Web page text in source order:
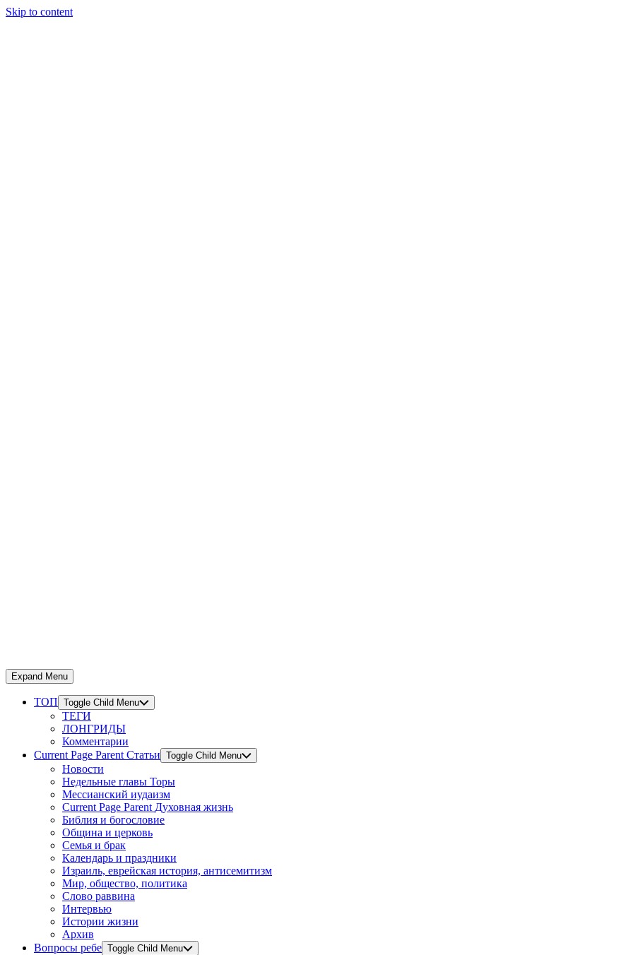
Skip to content
Expand Menu
ТОП Toggle Child Menu
ТЕГИ
ЛОНГРИДЫ
Комментарии
Current Page Parent Статьи Toggle Child Menu
Новости
Недельные главы Торы
Мессианский иудаизм
Current Page Parent Духовная жизнь
Библия и богословие
Община и церковь
Семья и брак
Календарь и праздники
Израиль, еврейская история, антисемитизм
Мир, общество, политика
Слово раввина
Интервью
Истории жизни
Архив
Вопросы ребе Toggle Child Menu